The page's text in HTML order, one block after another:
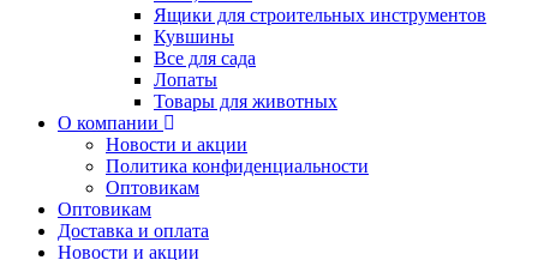
Ящики для строительных инструментов
Кувшины
Все для сада
Лопаты
Товары для животных
О компании
Новости и акции
Политика конфиденциальности
Оптовикам
Оптовикам
Доставка и оплата
Новости и акции